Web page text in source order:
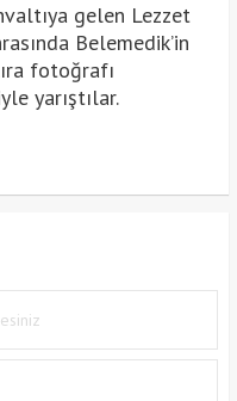
gelen Lezzet
Belemedik’in
fotoğrafı
yarıştılar.